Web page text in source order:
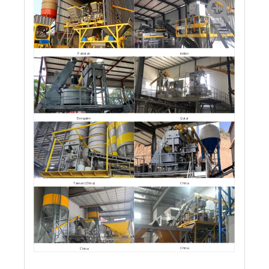
Pakistan Indien
Bengalen Qatar
Taiwan (China) China
China China